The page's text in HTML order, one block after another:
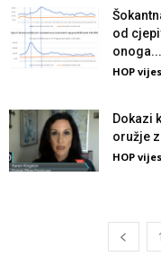
od
onoga...
HOP
Dokazi
oružje
HOP
1